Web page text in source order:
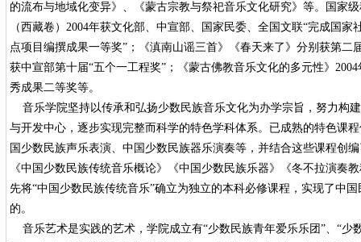
的流布与地域化变异》、《蒙古宗教与祭祀音乐文化研究》等。国家
（西藏卷）2004年获文化部、中宣部、国家民委、全国文联“完成国
点项目编撰成果一等奖”；《滇南山谣三首》《春天来了》分别获第二
获中宣部第十届“五个一工程奖”；《蒙古佛教音乐文化的多元性》
秀成果二等奖等。
音乐学院坚持以传承和弘扬少数民族音乐文化为办学宗旨，努力构
与开发中心，逐步实现完整而科学的特色学科体系。已成熟的特色课
国少数民族声乐表演、中国少数民族器乐演奏等，并结合这些课程创
《中国少数民族传统音乐概论》《中国少数民族乐器》《冬不拉演奏
先将“中国少数民族传统音乐”确立为独立的本科必修课程，实现了中
的。
音乐艺术是实践的艺术，学院成立有“少数民族青年爱乐乐团”、“少